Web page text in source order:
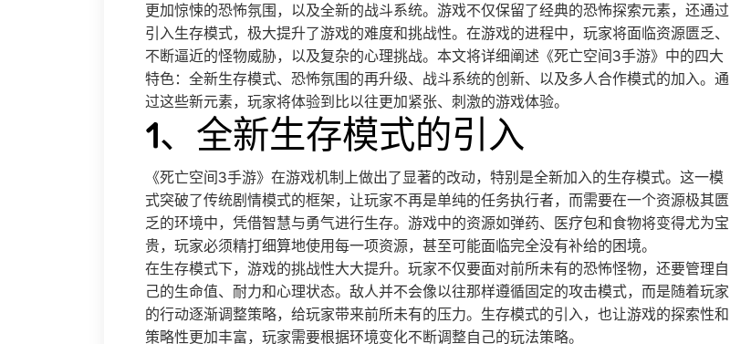
更加惊悚的恐怖氛围，以及全新的战斗系统。游戏不仅保留了经典的恐怖探索元素，还通过
引入生存模式，极大提升了游戏的难度和挑战性。在游戏的进程中，玩家将面临资源匮乏、
不断逼近的怪物威胁，以及复杂的心理挑战。本文将详细阐述《死亡空间3手游》中的四大
特色：全新生存模式、恐怖氛围的再升级、战斗系统的创新、以及多人合作模式的加入。通
过这些新元素，玩家将体验到比以往更加紧张、刺激的游戏体验。
1、全新生存模式的引入
《死亡空间3手游》在游戏机制上做出了显著的改动，特别是全新加入的生存模式。这一模
式突破了传统剧情模式的框架，让玩家不再是单纯的任务执行者，而需要在一个资源极其匮
乏的环境中，凭借智慧与勇气进行生存。游戏中的资源如弹药、医疗包和食物将变得尤为宝
贵，玩家必须精打细算地使用每一项资源，甚至可能面临完全没有补给的困境。
在生存模式下，游戏的挑战性大大提升。玩家不仅要面对前所未有的恐怖怪物，还要管理自
己的生命值、耐力和心理状态。敌人并不会像以往那样遵循固定的攻击模式，而是随着玩家
的行动逐渐调整策略，给玩家带来前所未有的压力。生存模式的引入，也让游戏的探索性和
策略性更加丰富，玩家需要根据环境变化不断调整自己的玩法策略。